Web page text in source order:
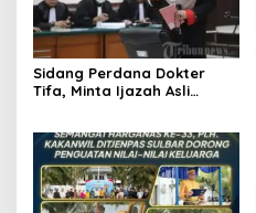
Sidang Perdana Dokter
Tifa, Minta Ijazah Asli